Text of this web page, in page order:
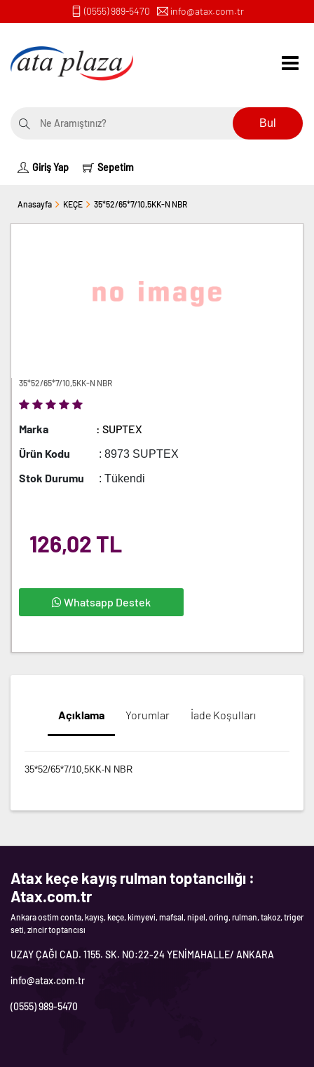
(0555) 989-5470 info@atax.com.tr
Bul
Giriş Yap Sepetim
Anasayfa KEÇE 35*52/65*7/10,5KK-N NBR
35*52/65*7/10,5KK-N NBR
Marka
: SUPTEX
Ürün Kodu
: 8973 SUPTEX
Stok Durumu : Tükendi
126,02 TL
Whatsapp Destek
Açıklama Yorumlar İade Koşulları
35*52/65*7/10,5KK-N NBR
Atax keçe kayış rulman toptancılığı :
Atax.com.tr
Ankara ostim conta, kayış, keçe, kimyevi, mafsal, nipel, oring, rulman, takoz, triger
seti, zincir toptancısı
UZAY ÇAĞI CAD. 1155. SK. NO:22-24 YENİMAHALLE/ ANKARA
info@atax.com.tr
(0555) 989-5470